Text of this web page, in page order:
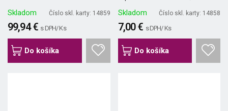
Skladom Číslo skl. karty: 14859
99,94 € s DPH/ Ks
Do košíka
Skladom Číslo skl. karty: 14858
7,00 € s DPH/ Ks
Do košíka